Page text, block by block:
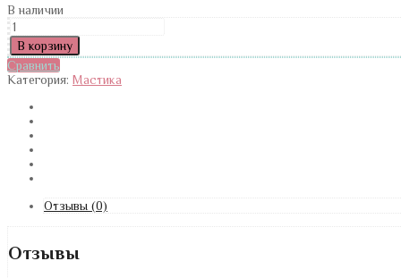
В наличии
Количество
Мастика
сахарная
(синяя)
100гр.
В корзину
Сравнить
Категория: Мастика
Отзывы (0)
Отзывы